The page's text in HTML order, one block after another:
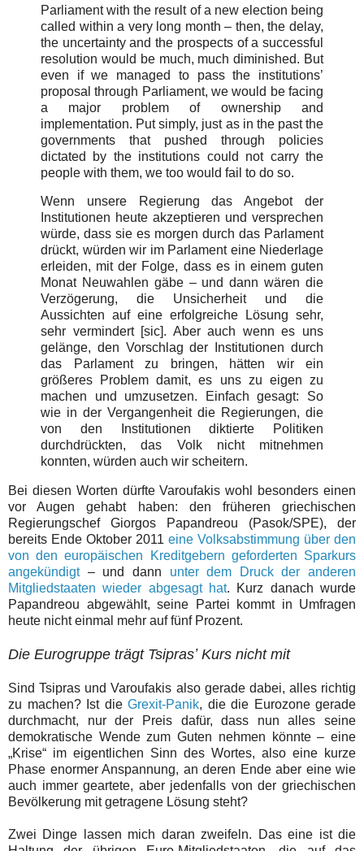
Parliament with the result of a new election being
called within a very long month – then, the delay,
the uncertainty and the prospects of a successful
resolution would be much, much diminished. But
even if we managed to pass the institutions’
proposal through Parliament, we would be facing
a major problem of ownership and
implementation. Put simply, just as in the past the
governments that pushed through policies
dictated by the institutions could not carry the
people with them, we too would fail to do so.
Wenn unsere Regierung das Angebot der
Institutionen heute akzeptieren und versprechen
würde, dass sie es morgen durch das Parlament
drückt, würden wir im Parlament eine Niederlage
erleiden, mit der Folge, dass es in einem guten
Monat Neuwahlen gäbe – und dann wären die
Verzögerung, die Unsicherheit und die
Aussichten auf eine erfolgreiche Lösung sehr,
sehr vermindert [sic]. Aber auch wenn es uns
gelänge, den Vorschlag der Institutionen durch
das Parlament zu bringen, hätten wir ein
größeres Problem damit, es uns zu eigen zu
machen und umzusetzen. Einfach gesagt: So
wie in der Vergangenheit die Regierungen, die
von den Institutionen diktierte Politiken
durchdrückten, das Volk nicht mitnehmen
konnten, würden auch wir scheitern.
Bei diesen Worten dürfte Varoufakis wohl besonders einen
vor Augen gehabt haben: den früheren griechischen
Regierungschef Giorgos Papandreou (Pasok/SPE), der
bereits Ende Oktober 2011 eine Volksabstimmung über den
von den europäischen Kreditgebern geforderten Sparkurs
angekündigt– und dann unter dem Druck der anderen
Mitgliedstaaten wieder abgesagt hat. Kurz danach wurde
Papandreou abgewählt, seine Partei kommt in Umfragen
heute nicht einmal mehr auf fünf Prozent.
Die Eurogruppe trägt Tsiprasʼ Kurs nicht mit
Sind Tsipras und Varoufakis also gerade dabei, alles richtig
zu machen? Ist die Grexit-Panik, die die Eurozone gerade
durchmacht, nur der Preis dafür, dass nun alles seine
demokratische Wende zum Guten nehmen könnte – eine
„Krise“ im eigentlichen Sinn des Wortes, also eine kurze
Phase enormer Anspannung, an deren Ende aber eine wie
auch immer geartete, aber jedenfalls von der griechischen
Bevölkerung mit getragene Lösung steht?
Zwei Dinge lassen mich daran zweifeln. Das eine ist die